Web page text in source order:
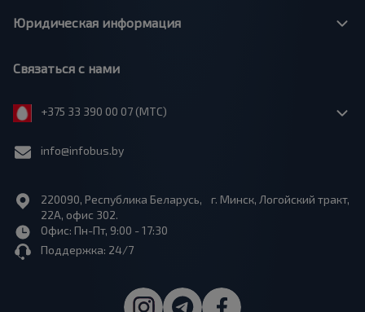
Юридическая информация
Связаться с нами
+375 33 390 00 07 (МТС)
info@infobus.by
220090, Республика Беларусь, г. Минск, Логойский тракт,
22А, офис 302.
Офис: Пн-Пт, 9:00 - 17:30
Поддержка: 24/7